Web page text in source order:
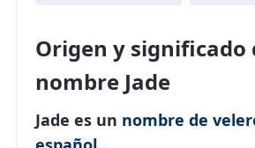
Origen y significado
nombre Jade
Jade es un nombre de